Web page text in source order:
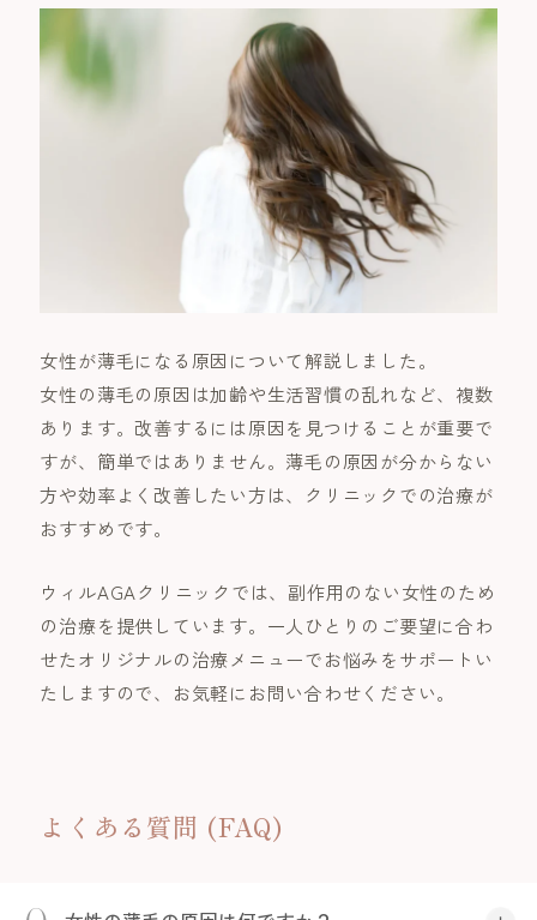
女性が薄毛になる原因について解説しました。
女性の薄毛の原因は加齢や生活習慣の乱れなど、複数
あります。改善するには原因を見つけることが重要で
すが、簡単ではありません。薄毛の原因が分からない
方や効率よく改善したい方は、クリニックでの治療が
おすすめです。
ウィルAGAクリニックでは、副作用のない女性のため
の治療を提供しています。一人ひとりのご要望に合わ
せたオリジナルの治療メニューでお悩みをサポートい
たしますので、お気軽にお問い合わせください。
よくある質問 (FAQ)